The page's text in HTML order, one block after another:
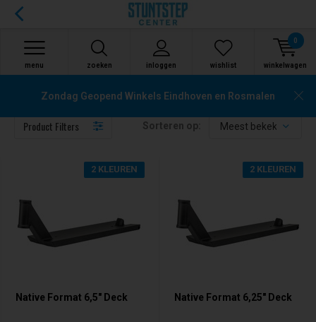
zoeken inloggen
menu wishlist winkelwagen
0
Zondag Geopend Winkels Eindhoven en Rosmalen
Native
Product Filters Sorteren op:
Native Format 6,5" Deck
2 KLEUREN
Native Format 6,25" Deck
2 KLEUREN